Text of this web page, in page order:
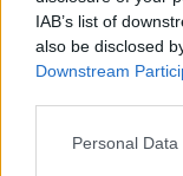
IAB’s list of
also be disclosed
Downstream
Personal